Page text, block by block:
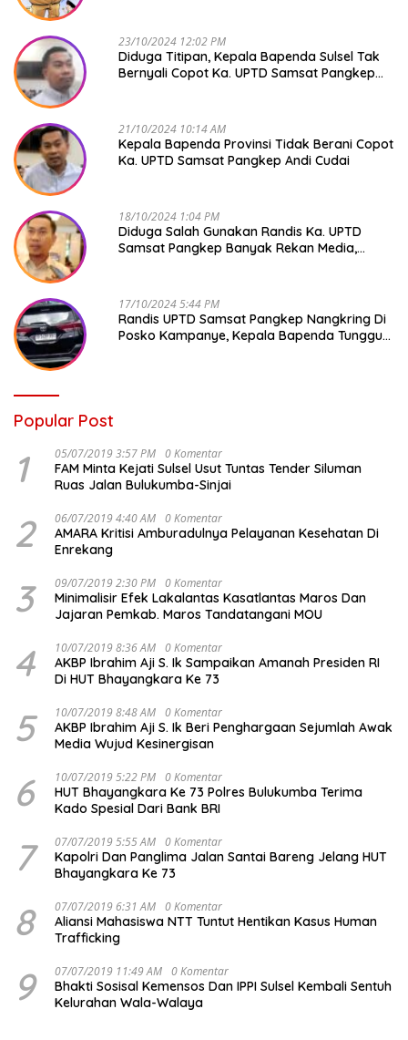
23/10/2024 12:02 PM
Diduga Titipan, Kepala Bapenda Sulsel Tak
Bernyali Copot Ka. UPTD Samsat Pangkep
21/10/2024 10:14 AM
Kepala Bapenda Provinsi Tidak Berani Copot
Ka. UPTD Samsat Pangkep Andi Cudai
18/10/2024 1:04 PM
Diduga Salah Gunakan Randis Ka. UPTD
Samsat Pangkep Banyak Rekan Media,
17/10/2024 5:44 PM
Randis UPTD Samsat Pangkep Nangkring Di
Posko Kampanye, Kepala Bapenda Tunggu
Popular Post
1 05/07/2019 3:57 PM 0 Komentar
FAM Minta Kejati Sulsel Usut Tuntas Tender Siluman
Ruas Jalan Bulukumba-Sinjai
2 06/07/2019 4:40 AM 0 Komentar
AMARA Kritisi Amburadulnya Pelayanan Kesehatan Di
Enrekang
3 09/07/2019 2:30 PM 0 Komentar
Minimalisir Efek Lakalantas Kasatlantas Maros Dan
Jajaran Pemkab. Maros Tandatangani MOU
4 10/07/2019 8:36 AM 0 Komentar
AKBP Ibrahim Aji S. Ik Sampaikan Amanah Presiden RI
Di HUT Bhayangkara Ke 73
5 10/07/2019 8:48 AM 0 Komentar
AKBP Ibrahim Aji S. Ik Beri Penghargaan Sejumlah Awak
Media Wujud Kesinergisan
6 10/07/2019 5:22 PM 0 Komentar
HUT Bhayangkara Ke 73 Polres Bulukumba Terima
Kado Spesial Dari Bank BRI
7 07/07/2019 5:55 AM 0 Komentar
Kapolri Dan Panglima Jalan Santai Bareng Jelang HUT
Bhayangkara Ke 73
8 07/07/2019 6:31 AM 0 Komentar
Aliansi Mahasiswa NTT Tuntut Hentikan Kasus Human
Trafficking
9 07/07/2019 11:49 AM 0 Komentar
Bhakti Sosisal Kemensos Dan IPPI Sulsel Kembali Sentuh
Kelurahan Wala-Walaya